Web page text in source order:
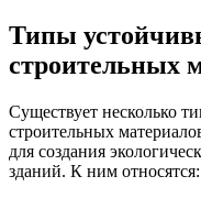
Типы
строительных
Существует несколько
строительных
для создания
зданий. К ним относятся: